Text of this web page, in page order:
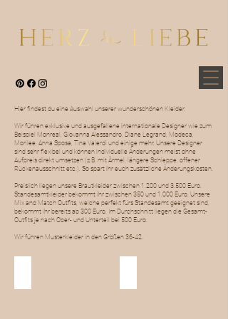
Hier findest du eine Auswahl unserer wunderschönen Kleider.
Wir führen exklusive und ausgefallene internationale Designer wie zum
Beispiel Monreal, Giovanna Alessandro, Diane Legrand, Modeca,
Morilee, Anna Sposa, Tina Valerdi und einige mehr. Unsere Designer
sind sehr flexibel und können individuelle Änderungen meist ohne
Aufpreis direkt umsetzen (z.B. mit Ärmel, längere Schleppe, offener
Rückenausschnitt etc.). So spart ihr euch zusätzliche Änderungskosten.
Preislich liegen unsere Brautkleider zwischen 1.200 und 3.500 Euro.
Standesamtkleider bekommt ihr zwischen 350 und 1.000 Euro. Unsere
Mix and Match Outfits, welche perfekt fürs Standesamt geeignet sind,
bekommt ihr bereits ab 300 Euro. Im Durchschnitt liegen die Gesamt-
Outfits je nach Ober- und Unterteil bei 500 Euro.
Wir führen Musterkleider in den Größen 36-42.